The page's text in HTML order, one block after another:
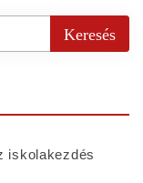
iskolakezdés